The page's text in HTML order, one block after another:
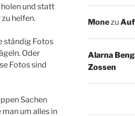
und statt
helfen.
ständig Fotos
Oder
Fotos sind
Sachen
um alles in
Monezu Auf
Alarna
Zossen